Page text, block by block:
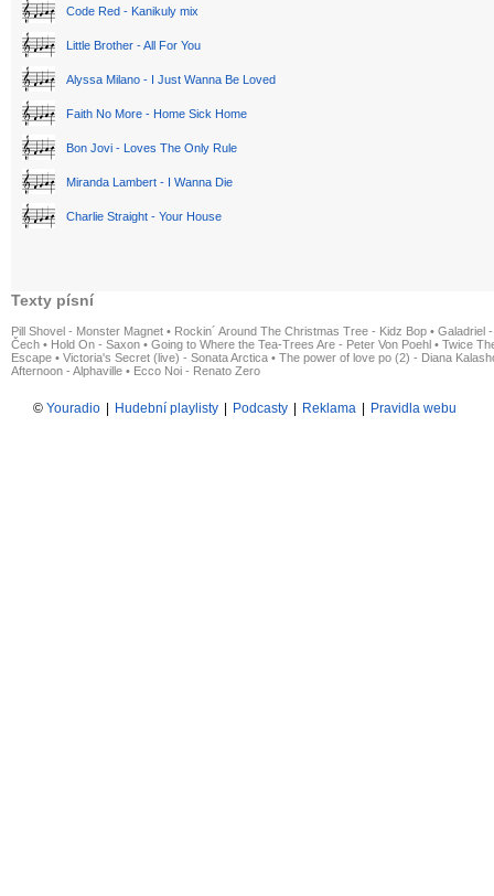
Code Red - Kanikuly mix
Little Brother - All For You
Alyssa Milano - I Just Wanna Be Loved
Faith No More - Home Sick Home
Bon Jovi - Loves The Only Rule
Miranda Lambert - I Wanna Die
Charlie Straight - Your House
Texty písní
Pill Shovel - Monster Magnet • Rockin´ Around The Christmas Tree - Kidz Bop • Galadriel
Čech • Hold On - Saxon • Going to Where the Tea-Trees Are - Peter Von Poehl • Twice
Escape • Victoria's Secret (live) - Sonata Arctica • The power of love po (2) - Diana
Afternoon - Alphaville • Ecco Noi - Renato Zero
© Youradio Hudební playlisty Podcasty Reklama Pravidla webu